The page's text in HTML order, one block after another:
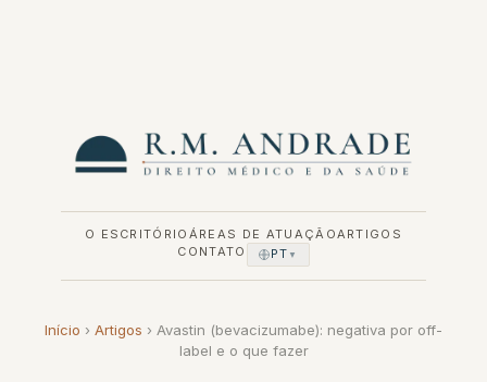
O ESCRITÓRIO ÁREAS DE ATUAÇÃOARTIGOS
CONTATO
PT ▼
Início › Artigos › Avastin (bevacizumabe): negativa por off-
label e o que fazer